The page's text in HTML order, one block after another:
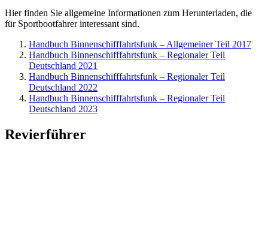
Hier finden Sie allgemeine Informationen zum Herunterladen, die
für Sportbootfahrer interessant sind.
Handbuch Binnenschifffahrtsfunk – Allgemeiner Teil 2017
Handbuch Binnenschifffahrtsfunk – Regionaler Teil
Deutschland 2021
Handbuch Binnenschifffahrtsfunk – Regionaler Teil
Deutschland 2022
Handbuch Binnenschifffahrtsfunk – Regionaler Teil
Deutschland 2023
Revierführer